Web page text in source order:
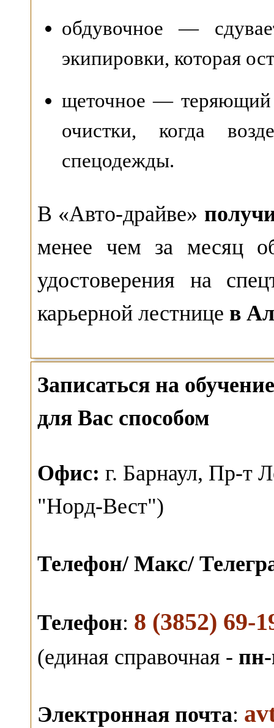
обдувочное —
экипировки, которая
щеточное — теряющий
очистки, когда
спецодежды.
В «Авто-драйве»
менее чем за месяц
удостоверения на
карьерной лестнице в
Записаться на
для Вас способом
Офис: г. Барнаул, Пр-т
"Норд-Вест")
Телефон/ Макс/
Телефон: 8 (3852) 69-
(единая справочная -
Электронная почта: